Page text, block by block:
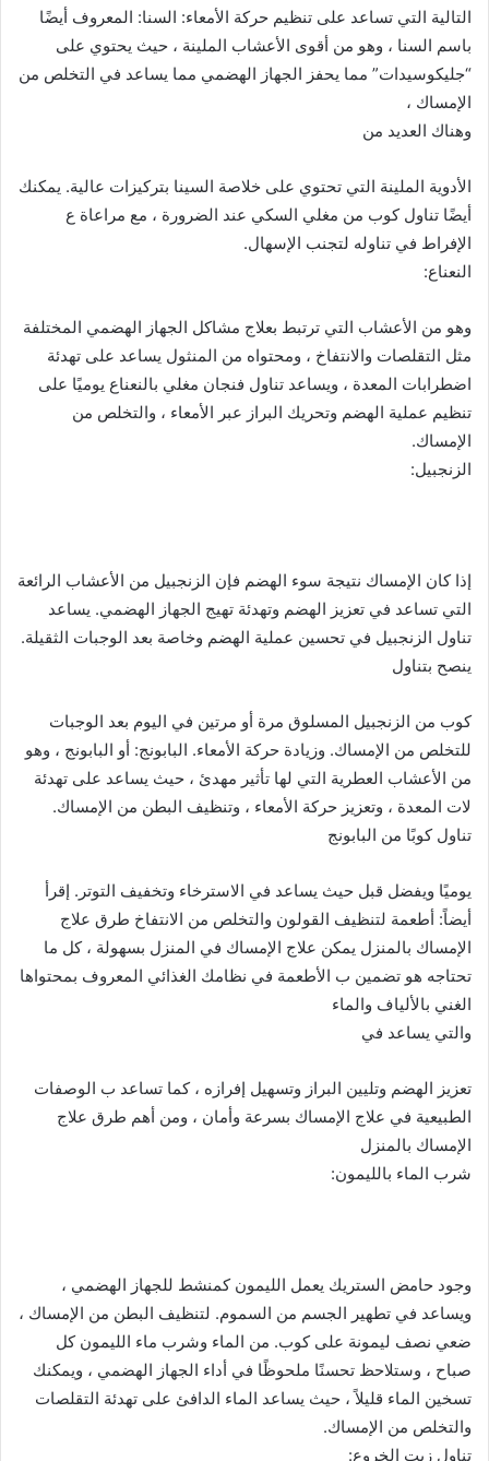
التالية التي تساعد على تنظيم حركة الأمعاء: السنا: المعروف أيضًا
باسم السنا ، وهو من أقوى الأعشاب الملينة ، حيث يحتوي على
“جليكوسيدات” مما يحفز الجهاز الهضمي مما يساعد في التخلص من
الإمساك ،
وهناك العديد من
الأدوية الملينة التي تحتوي على خلاصة السينا بتركيزات عالية. يمكنك
أيضًا تناول كوب من مغلي السكي عند الضرورة ، مع مراعاة ع
الإفراط في تناوله لتجنب الإسهال.
النعناع:
وهو من الأعشاب التي ترتبط بعلاج مشاكل الجهاز الهضمي المختلفة
مثل التقلصات والانتفاخ ، ومحتواه من المنثول يساعد على تهدئة
اضطرابات المعدة ، ويساعد تناول فنجان مغلي بالنعناع يوميًا على
تنظيم عملية الهضم وتحريك البراز عبر الأمعاء ، والتخلص من
الإمساك.
الزنجبيل:
إذا كان الإمساك نتيجة سوء الهضم فإن الزنجبيل من الأعشاب الرائعة
التي تساعد في تعزيز الهضم وتهدئة تهيج الجهاز الهضمي. يساعد
تناول الزنجبيل في تحسين عملية الهضم وخاصة بعد الوجبات الثقيلة.
ينصح بتناول
كوب من الزنجبيل المسلوق مرة أو مرتين في اليوم بعد الوجبات
للتخلص من الإمساك. وزيادة حركة الأمعاء. البابونج: أو البابونج ، وهو
من الأعشاب العطرية التي لها تأثير مهدئ ، حيث يساعد على تهدئة
لات المعدة ، وتعزيز حركة الأمعاء ، وتنظيف البطن من الإمساك.
تناول كوبًا من البابونج
يوميًا ويفضل قبل حيث يساعد في الاسترخاء وتخفيف التوتر. إقرأ
أيضاً: أطعمة لتنظيف القولون والتخلص من الانتفاخ طرق علاج
الإمساك بالمنزل يمكن علاج الإمساك في المنزل بسهولة ، كل ما
تحتاجه هو تضمين ب الأطعمة في نظامك الغذائي المعروف بمحتواها
الغني بالألياف والماء
والتي يساعد في
تعزيز الهضم وتليين البراز وتسهيل إفرازه ، كما تساعد ب الوصفات
الطبيعية في علاج الإمساك بسرعة وأمان ، ومن أهم طرق علاج
الإمساك بالمنزل
شرب الماء بالليمون:
وجود حامض الستريك يعمل الليمون كمنشط للجهاز الهضمي ،
ويساعد في تطهير الجسم من السموم. لتنظيف البطن من الإمساك ،
ضعي نصف ليمونة على كوب. من الماء وشرب ماء الليمون كل
صباح ، وستلاحظ تحسنًا ملحوظًا في أداء الجهاز الهضمي ، ويمكنك
تسخين الماء قليلاً ، حيث يساعد الماء الدافئ على تهدئة التقلصات
والتخلص من الإمساك.
تناول زيت الخروع: